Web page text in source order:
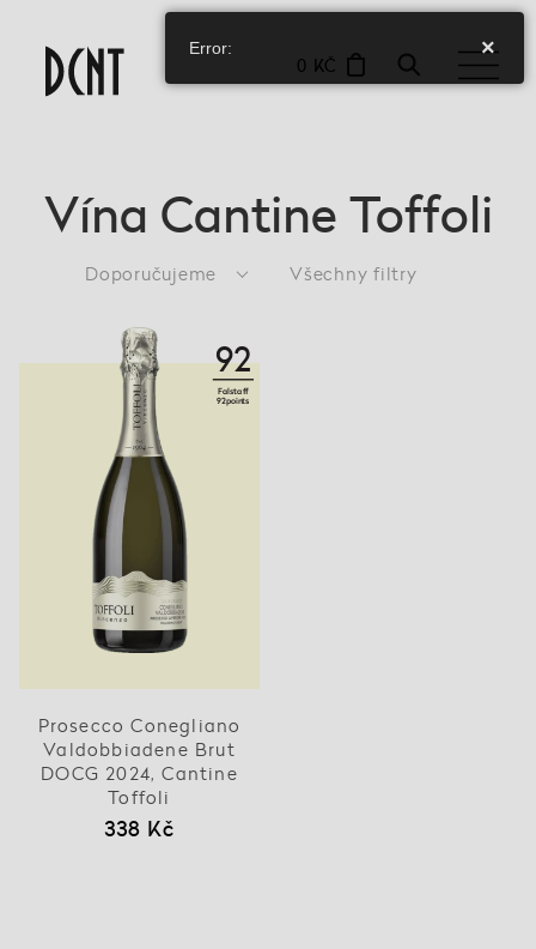
0 KČ
Vína Cantine Toffoli
Doporučujeme Všechny filtry
92
Falstaff
92points
Prosecco Conegliano
Valdobbiadene Brut
DOCG 2024, Cantine
Toffoli
338 Kč
×
Error: